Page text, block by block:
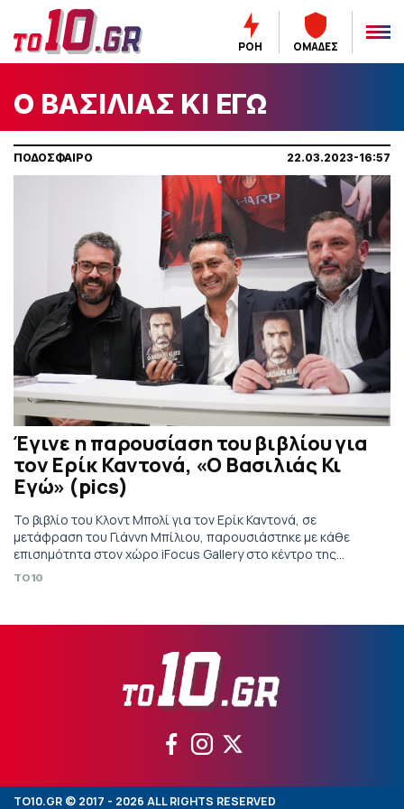
ΡΟΗ ΟΜΑΔΕΣ
Ο ΒΑΣΙΛΙΑΣ ΚΙ ΕΓΩ
ΠΟΔΟΣΦΑΙΡΟ 22.03.2023-16:57
Έγινε η παρουσίαση του βιβλίου για
τον Ερίκ Καντονά, «Ο Βασιλιάς Κι
Εγώ» (pics)
Το βιβλίο του Κλοντ Μπολί για τον Ερίκ Καντονά, σε
μετάφραση του Γιάννη Μπίλιου, παρουσιάστηκε με κάθε
επισημότητα στον χώρο iFocus Gallery στο κέντρο της
Αθήνας.
TO10
TO10.GR © 2017 - 2026 ALL RIGHTS RESERVED